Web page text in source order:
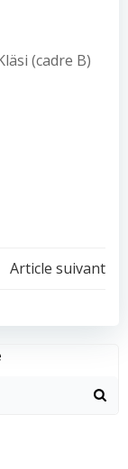
(cadre B)
Article suivant